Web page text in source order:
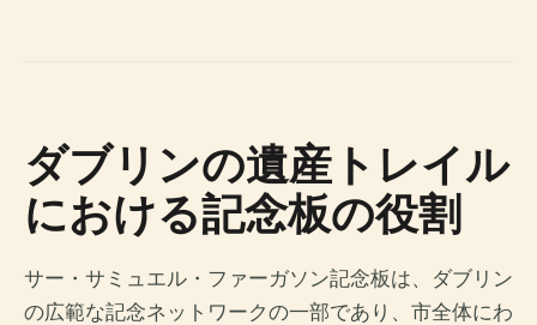
ダブリンの遺産トレイル
における記念板の役割
サー・サミュエル・ファーガソン記念板は、ダブリン
の広範な記念ネットワークの一部であり、市全体にわ